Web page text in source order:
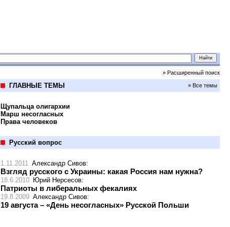
» Расширенный поиск
ГЛАВНЫЕ ТЕМЫ » Все темы
Щупальца олигархии
Марш несогласных
Права человеков
Русский вопрос
1.11.2011 Александр Сивов:
Взгляд русского с Украины: какая Россия нам нужна?
18.6.2010 Юрий Нерсесов:
Патриоты в либеральных фекалиях
19.8.2009 Александр Сивов:
19 августа – «День несогласных» Русской Польши